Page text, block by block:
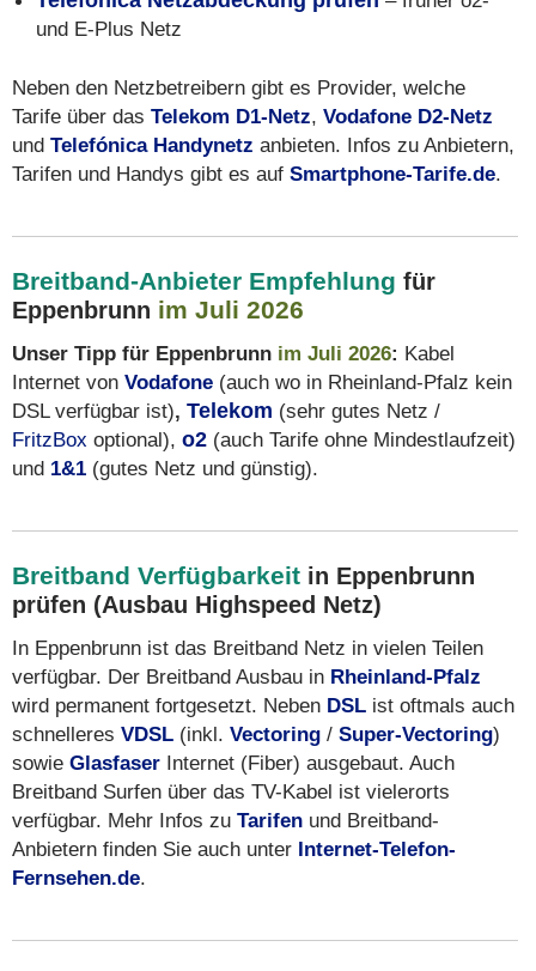
und E-Plus Netz
Neben den Netzbetreibern gibt es Provider, welche
Tarife über das Telekom D1-Netz, Vodafone D2-Netz
und Telefónica Handynetz anbieten. Infos zu Anbietern,
Tarifen und Handys gibt es auf Smartphone-Tarife.de.
Breitband-Anbieter Empfehlung für
Eppenbrunn im Juli 2026
Unser Tipp für Eppenbrunn im Juli 2026: Kabel
Internet von Vodafone (auch wo in Rheinland-Pfalz kein
DSL verfügbar ist), Telekom (sehr gutes Netz /
FritzBox optional), o2 (auch Tarife ohne Mindestlaufzeit)
und 1&1 (gutes Netz und günstig).
Breitband Verfügbarkeit in Eppenbrunn
prüfen (Ausbau Highspeed Netz)
In Eppenbrunn ist das Breitband Netz in vielen Teilen
verfügbar. Der Breitband Ausbau in Rheinland-Pfalz
wird permanent fortgesetzt. Neben DSL ist oftmals auch
schnelleres VDSL (inkl. Vectoring / Super-Vectoring)
sowie Glasfaser Internet (Fiber) ausgebaut. Auch
Breitband Surfen über das TV-Kabel ist vielerorts
verfügbar. Mehr Infos zu Tarifen und Breitband-
Anbietern finden Sie auch unter Internet-Telefon-
Fernsehen.de.